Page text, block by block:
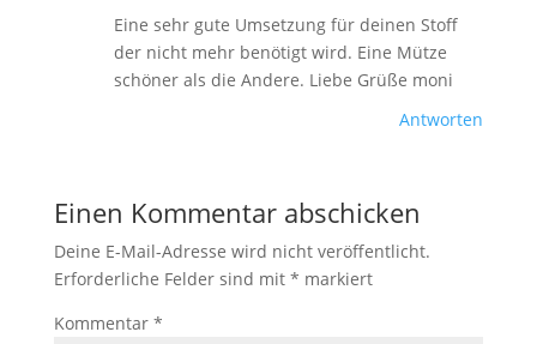
Eine sehr gute Umsetzung für deinen Stoff
der nicht mehr benötigt wird. Eine Mütze
schöner als die Andere. Liebe Grüße moni
Antworten
Einen Kommentar abschicken
Deine E-Mail-Adresse wird nicht veröffentlicht.
Erforderliche Felder sind mit * markiert
Kommentar *